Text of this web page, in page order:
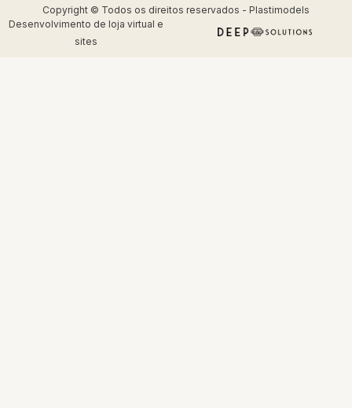
Copyright © Todos os direitos reservados - Plastimodels
Desenvolvimento de loja virtual e
sites